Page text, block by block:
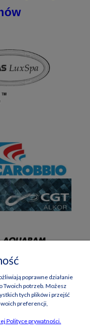
poprawne działanie
Twoich potrzeb. Możesz
tych plików i przejść
preferencji,
Polityce prywatności.